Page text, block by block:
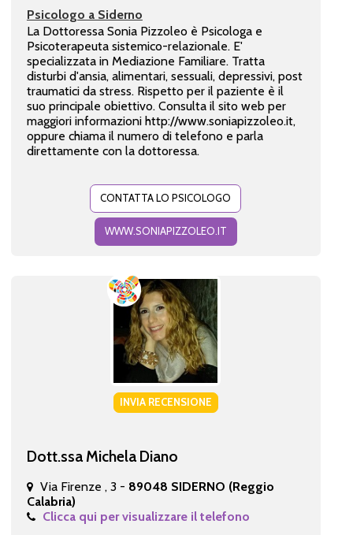
Psicologo a Siderno
La Dottoressa Sonia Pizzoleo è Psicologa e
Psicoterapeuta sistemico-relazionale. E'
specializzata in Mediazione Familiare. Tratta
disturbi d'ansia, alimentari, sessuali, depressivi, post
traumatici da stress. Rispetto per il paziente è il
suo principale obiettivo. Consulta il sito web per
maggiori informazioni http://www.soniapizzoleo.it,
oppure chiama il numero di telefono e parla
direttamente con la dottoressa.
CONTATTA LO PSICOLOGO
WWW.SONIAPIZZOLEO.IT
INVIA RECENSIONE
Dott.ssa Michela Diano
Via Firenze , 3 - 89048 SIDERNO (Reggio
Calabria)
Clicca qui per visualizzare il telefono